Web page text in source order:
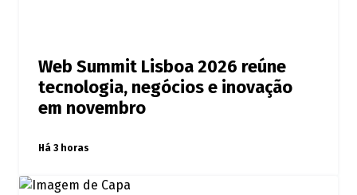
Web Summit Lisboa 2026 reúne
tecnologia, negócios e inovação
em novembro
Há 3 horas